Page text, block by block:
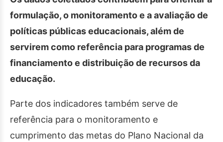
formulação, o monitoramento e a avaliação de
políticas públicas educacionais, além de
servirem como referência para programas de
financiamento e distribuição de recursos da
educação.
Parte dos indicadores também serve de
referência para o monitoramento e
cumprimento das metas do Plano Nacional da